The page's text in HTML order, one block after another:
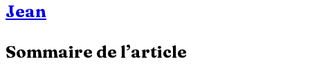
Jean
Sommaire de l’article